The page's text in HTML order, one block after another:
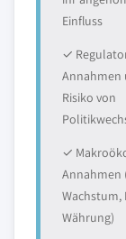
Einfluss
✓
Annahmen
Risiko von
✓
Annahmen
Währung)